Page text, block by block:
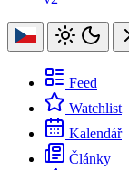
Feed
Watchlist
Kalendář
Články